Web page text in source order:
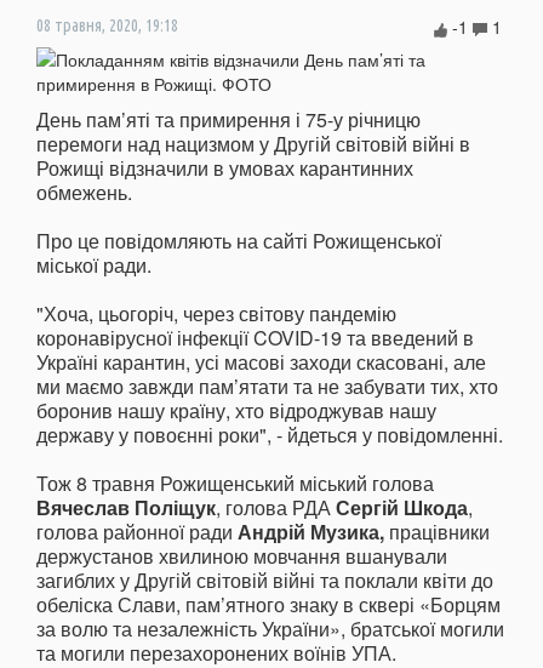
08 травня, 2020, 19:18 1
-1
День пам’яті та примирення і 75-у річницю
перемоги над нацизмом у Другій світовій війні в
Рожищі відзначили в умовах карантинних
обмежень.
Про це повідомляють на сайті Рожищенської
міської ради.
"Хоча, цьогоріч, через світову пандемію
коронавірусної інфекції COVID-19 та введений в
Україні карантин, усі масові заходи скасовані, але
ми маємо завжди пам’ятати та не забувати тих, хто
боронив нашу країну, хто відроджував нашу
державу у повоєнні роки", - йдеться у повідомленні.
Тож 8 травня Рожищенський міський голова
Вячеслав Поліщук, голова РДАСергій Шкода,
голова районної ради Андрій Музика, працівники
держустанов хвилиною мовчання вшанували
загиблих у Другій світовій війні та поклали квіти до
обеліска Слави, пам’ятного знаку в сквері «Борцям
за волю та незалежність України», братської могили
та могили перезахоронених воїнів УПА.